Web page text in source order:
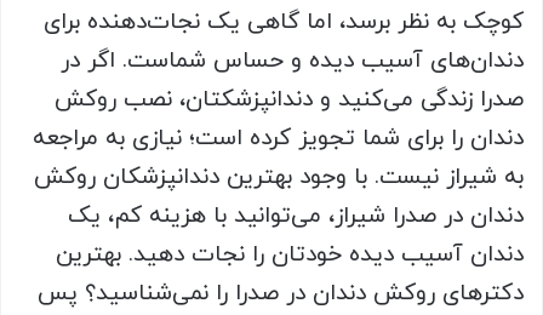
کوچک به نظر برسد، اما گاهی یک نجات‌دهنده برای
دندان‌های آسیب دیده و حساس شماست. اگر در
صدرا زندگی می‌کنید و دندانپزشکتان، نصب روکش
دندان را برای شما تجویز کرده است؛ نیازی به مراجعه
به شیراز نیست. با وجود بهترین دندانپزشکان روکش
دندان در صدرا شیراز، می‌توانید با هزینه کم، یک
دندان آسیب دیده خودتان را نجات دهید. بهترین
دکترهای روکش دندان در صدرا را نمی‌شناسید؟ پس